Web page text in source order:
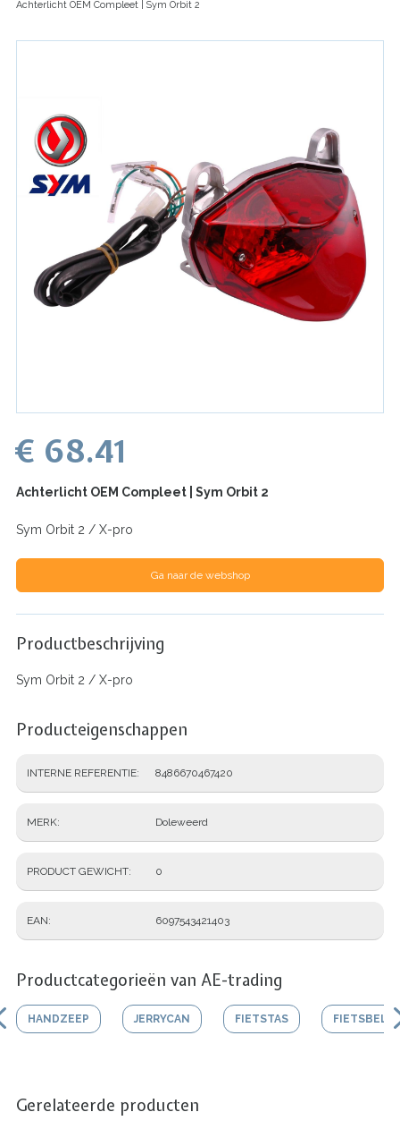
Achterlicht OEM Compleet | Sym Orbit 2
€ 68.41
Achterlicht OEM Compleet | Sym Orbit 2
Sym Orbit 2 / X-pro
Ga naar de webshop
Productbeschrijving
Sym Orbit 2 / X-pro
Producteigenschappen
INTERNE REFERENTIE 8486670467420
MERK Doleweerd
PRODUCT GEWICHT 0
EAN 6097543421403
Productcategorieën van AE-trading
HANDZEEP JERRYCAN FIETSTAS FIETSBEL
Gerelateerde producten